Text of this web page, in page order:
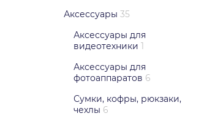
Аксессуары 35
Аксессуары для
видеотехники 1
Аксессуары для
фотоаппаратов 6
Сумки, кофры, рюкзаки,
чехлы 6